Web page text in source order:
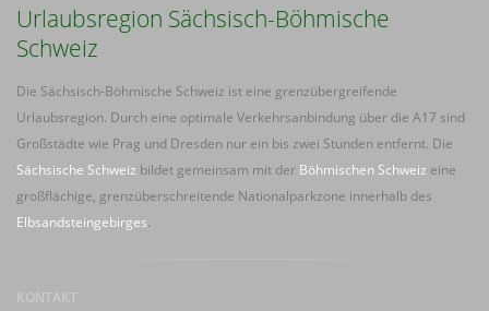
Urlaubsregion Sächsisch-Böhmische
Schweiz
Die Sächsisch-Böhmische Schweiz ist eine grenzübergreifende
Urlaubsregion. Durch eine optimale Verkehrsanbindung über die A17 sind
Großstädte wie Prag und Dresden nur ein bis zwei Stunden entfernt. Die
Sächsische Schweiz bildet gemeinsam mit der Böhmischen Schweiz eine
großflächige, grenzüberschreitende Nationalparkzone innerhalb des
Elbsandsteingebirges.
KONTAKT